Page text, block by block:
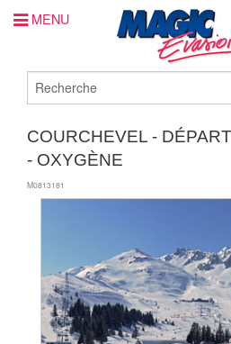
MENU
COURCHEVEL -
- OXYGÈNE
M0813181